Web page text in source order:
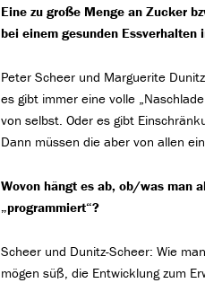
Eine zu große Menge an Zucker
bei einem gesunden
Peter Scheer und Marguerite
es gibt immer eine volle
von selbst. Oder es gibt
Dann müssen die aber von allen
Wovon hängt es ab, ob/was man
„programmiert“?
Scheer und Dunitz-Scheer: Wie
mögen süß, die Entwicklung zum